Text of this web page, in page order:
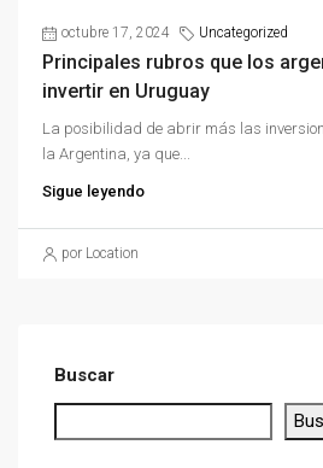
octubre 17, 2024 Uncategorized
Principales rubros que los
invertir en Uruguay
La posibilidad de abrir más las
la Argentina, ya que...
Sigue leyendo
por Location
Buscar